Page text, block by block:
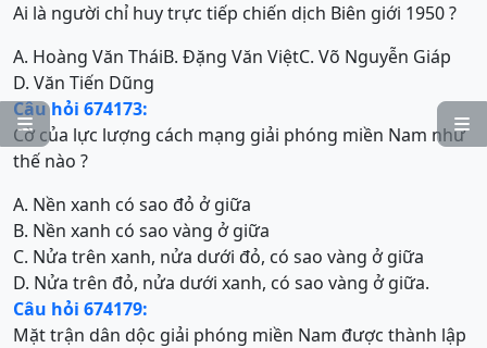


Ai là người chỉ huy trực tiếp chiến dịch Biên giới 1950 ?
A. Hoàng Văn TháiB. Đặng Văn ViệtC. Võ Nguyễn Giáp
D. Văn Tiến Dũng
Câu hỏi 674173:
Cờ của lực lượng cách mạng giải phóng miền Nam như
thế nào ?
A. Nền xanh có sao đỏ ở giữa
B. Nền xanh có sao vàng ở giữa
C. Nửa trên xanh, nửa dưới đỏ, có sao vàng ở giữa
D. Nửa trên đỏ, nửa dưới xanh, có sao vàng ở giữa.
Câu hỏi 674179:
Mặt trận dân dộc giải phóng miền Nam được thành lập